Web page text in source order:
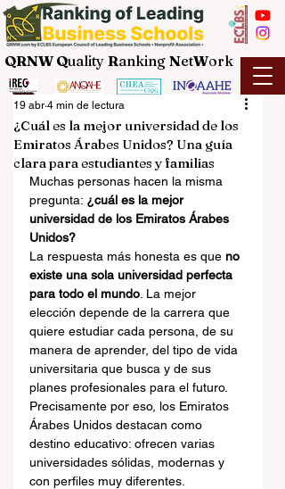
QRNW Quality Ranking NetWork
¿Cuál es la mejor universidad de los
Emiratos Árabes Unidos? Una guía
clara para estudiantes y familias
19 abr 4 min de lectura
Muchas personas hacen la misma
pregunta: ¿cuál es la mejor
universidad de los Emiratos Árabes
Unidos?
La respuesta más honesta es que no
existe una sola universidad perfecta
para todo el mundo . La mejor
elección depende de la carrera que
quiere estudiar cada persona, de su
manera de aprender, del tipo de vida
universitaria que busca y de sus
planes profesionales para el futuro.
Precisamente por eso, los Emiratos
Árabes Unidos destacan como
destino educativo: ofrecen varias
universidades sólidas, modernas y
con perfiles muy diferentes.